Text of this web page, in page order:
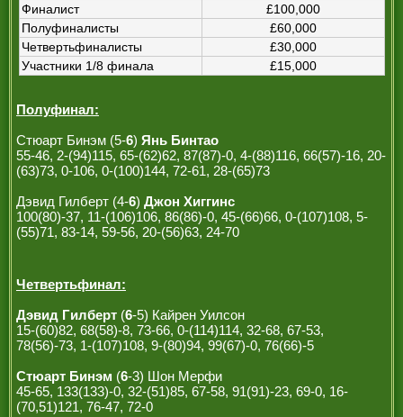
Финалист
£100,000
Полуфиналисты
£60,000
Четвертьфиналисты
£30,000
Участники 1/8 финала
£15,000
Полуфинал:
Стюарт Бинэм (5-6) Янь Бинтао
55-46, 2-(94)115, 65-(62)62, 87(87)-0, 4-(88)116, 66(57)-16, 20-
(63)73, 0-106, 0-(100)144, 72-61, 28-(65)73
Дэвид Гилберт (4-6) Джон Хиггинс
100(80)-37, 11-(106)106, 86(86)-0, 45-(66)66, 0-(107)108, 5-
(55)71, 83-14, 59-56, 20-(56)63, 24-70
Четвертьфинал:
Дэвид Гилберт (6-5) Кайрен Уилсон
15-(60)82, 68(58)-8, 73-66, 0-(114)114, 32-68, 67-53,
78(56)-73, 1-(107)108, 9-(80)94, 99(67)-0, 76(66)-5
Стюарт Бинэм (6-3) Шон Мерфи
45-65, 133(133)-0, 32-(51)85, 67-58, 91(91)-23, 69-0, 16-
(70,51)121, 76-47, 72-0